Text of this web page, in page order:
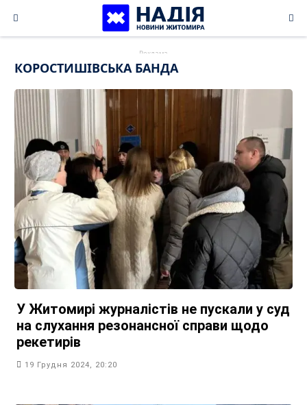
content
КОРОСТИШІВСЬКА БАНДА
У Житомирі журналістів не пускали у суд
на слухання резонансної справи щодо
рекетирів
19 Грудня 2024, 20:20